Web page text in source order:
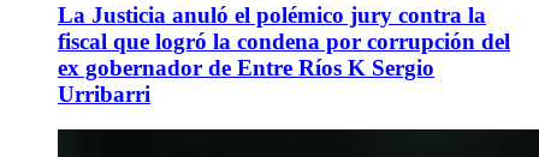
La Justicia anuló el polémico jury contra la
fiscal que logró la condena por corrupción del
ex gobernador de Entre Ríos K Sergio
Urribarri